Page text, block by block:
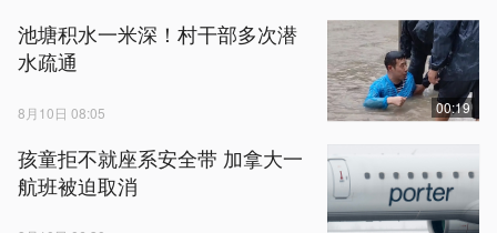
池塘积水一米深！村干部多次潜
水疏通
8月10日 08:05 00:19
孩童拒不就座系安全带 加拿大一
航班被迫取消